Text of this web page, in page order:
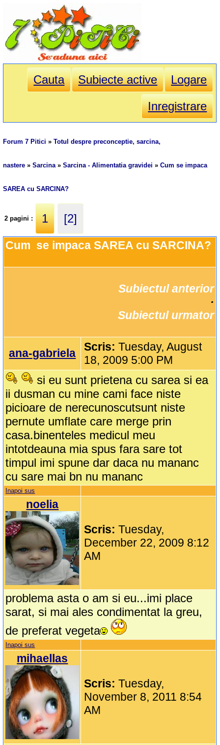
Cauta Subiecte active
Logare
Inregistrare
Forum 7 Pitici »Totul despre preconceptie, sarcina,
nastere »Sarcina»Sarcina - Alimentatia gravidei »Cum se impaca
SAREA cu SARCINA?
2 pagini : 1 [2]
Cum  se impaca SAREA cu SARCINA?
Subiectul anterior
Subiectul urmator
ana-gabriela Scris:Tuesday, August
18, 2009 5:00 PM
si eu sunt prietena cu sarea si ea
ii dusman cu mine cami face niste
picioare de nerecunoscutsunt niste
pernute umflate care merge prin
casa.binenteles medicul meu
intotdeauna mia spus fara sare tot
timpul imi spune dar daca nu mananc
cu sare mai bn nu mananc
Inapoi sus
noelia
Scris:Tuesday,
December 22, 2009 8:12
AM
problema asta o am si eu...imi place
sarat, si mai ales condimentat la greu,
de preferat vegeta
Inapoi sus
mihaellas
Scris:Tuesday,
November 8, 2011 8:54
AM